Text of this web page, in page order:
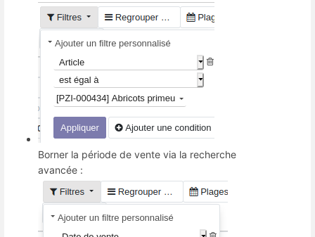
Borner la période de vente via la recherche
avancée :